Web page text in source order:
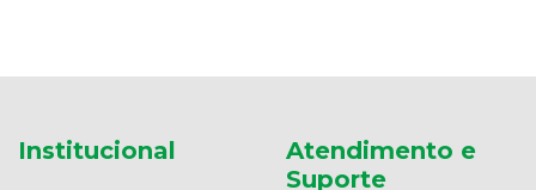
Institucional
Atendimento e
Suporte